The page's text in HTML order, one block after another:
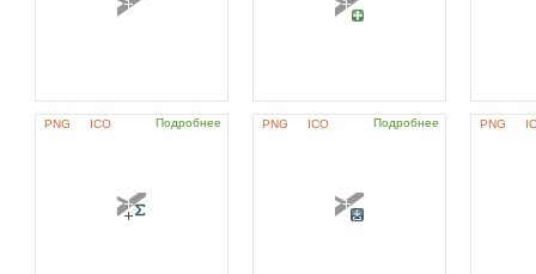
PNG ICO Подробнее PNG ICO Подробнее PNG